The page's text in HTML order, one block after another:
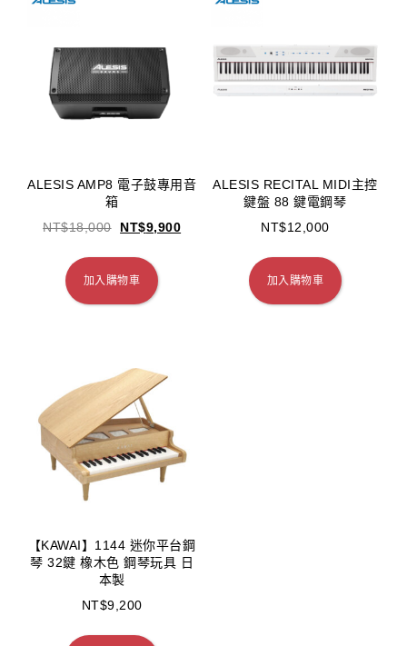
ALESIS AMP8 電子鼓專用音
箱
NT$18,000 NT$9,900
加入購物車
ALESIS RECITAL MIDI主控
鍵盤 88 鍵電鋼琴
NT$12,000
加入購物車
【KAWAI】1144 迷你平台鋼
琴 32鍵 橡木色 鋼琴玩具 日
本製
NT$9,200